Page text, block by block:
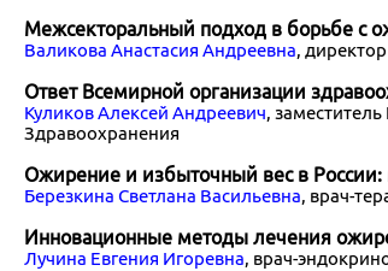
Межсекторальный подход в борьбе с
Валикова Анастасия Андреевна,
Ответ Всемирной организации
Куликов Алексей Андреевич,
Здравоохранения
Ожирение и избыточный вес в
Березкина Светлана Васильевна, врач-
Инновационные методы лечения
Лучина Евгения Игоревна, врач-